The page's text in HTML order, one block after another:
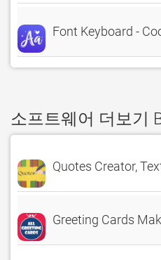
Font Keyboard -
소프트웨어 더보기
Quotes Creator,
Greeting Cards